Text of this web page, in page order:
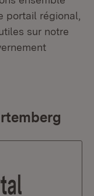
portail régional,
sur notre